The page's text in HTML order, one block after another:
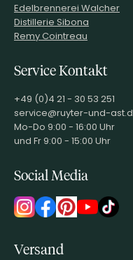
Edelbrennerei Walcher
Distillerie Sibona
Remy Cointreau
Service Kontakt
+49 (0)4 21 - 30 53 251
service@ruyter-und-
Mo-Do 9:00 - 16:00 Uhr
und Fr 9:00 - 15:00 Uhr
Social Media
Versand